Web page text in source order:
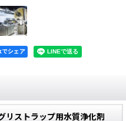
シェア
リストラップ用水質浄化剤